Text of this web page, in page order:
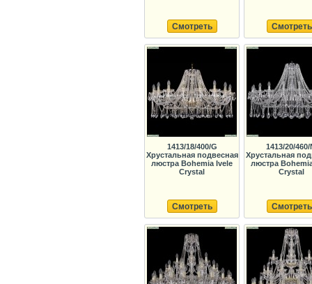
Смотреть Смотреть
1413/18/400/G
Хрустальная подвесная
люстра Bohemia Ivele
Crystal
Смотреть
1413/20/460/
Хрустальная
люстра
Crystal
Смотреть